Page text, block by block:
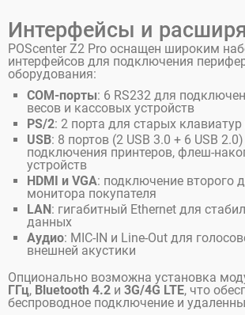
Интерфейсы и
POScenter Z2 Pro оснащен широким
интерфейсов для подключения
оборудования:
COM-порты: 6 RS232 для
весов и кассовых устройств
PS/2: 2 порта для старых
USB: 8 портов (2 USB 3.0 + 6 USB
подключения принтеров, флеш-
устройств
HDMI и VGA: подключение второго
монитора покупателя
LAN : гигабитный Ethernet для
данных
Аудио: MIC-IN и Line-Out для
внешней акустики
Опционально возможна установка
ГГц, Bluetooth 4.2 и 3G/4G LTE, что
беспроводное подключение и